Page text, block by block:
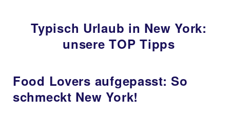
Typisch Urlaub in New York:
unsere TOP Tipps
Food Lovers aufgepasst: So
schmeckt New York!